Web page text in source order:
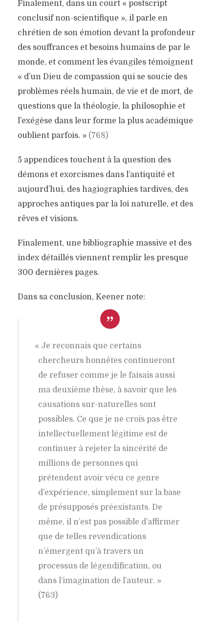
TESTAMENT
Théologie janvier 17, 2014
11 mn
Finalement, dans un court « postscript
conclusif non-scientifique », il parle en
chrétien de son émotion devant la profondeur
des souffrances et besoins humains de par le
monde, et comment les évangiles témoignent
« d’un Dieu de compassion qui se soucie des
problèmes réels humain, de vie et de mort, de
questions que la théologie, la philosophie et
l’exégèse dans leur forme la plus académique
oublient parfois. » (768)
5 appendices touchent à la question des
démons et exorcismes dans l’antiquité et
aujourd’hui, des hagiographies tardives, des
approches antiques par la loi naturelle, et des
rêves et visions.
Finalement, une bibliographie massive et des
index détaillés viennent remplir les presque
300 dernières pages.
Dans sa conclusion, Keener note:
« Je reconnais que certains
chercheurs honnêtes continueront
de refuser comme je le faisais aussi
ma deuxième thèse, à savoir que les
causations sur-naturelles sont
possibles. Ce que je ne crois pas être
intellectuellement légitime est de
continuer à rejeter la sincérité de
millions de personnes qui
prétendent avoir vécu ce genre
d’expérience, simplement sur la base
de présupposés préexistants. De
même, il n’est pas possible d’affirmer
que de telles revendications
n’émergent qu’à travers un
processus de légendification, ou
dans l’imagination de l’auteur. »
(763)